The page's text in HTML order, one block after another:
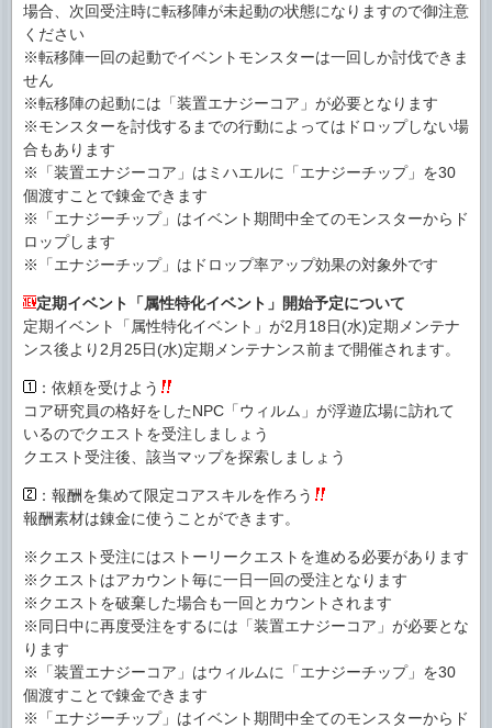
場合、次回受注時に転移陣が未起動の状態になりますので御注意
ください
※転移陣一回の起動でイベントモンスターは一回しか討伐できま
せん
※転移陣の起動には「装置エナジーコア」が必要となります
※モンスターを討伐するまでの行動によってはドロップしない場
合もあります
※「装置エナジーコア」はミハエルに「エナジーチップ」を30
個渡すことで錬金できます
※「エナジーチップ」はイベント期間中全てのモンスターからド
ロップします
※「エナジーチップ」はドロップ率アップ効果の対象外です
定期イベント「属性特化イベント」開始予定について
定期イベント「属性特化イベント」が2月18日(水)定期メンテナ
ンス後より2月25日(水)定期メンテナンス前まで開催されます。
：依頼を受けよう
コア研究員の格好をしたNPC「ウィルム」が浮遊広場に訪れて
いるのでクエストを受注しましょう
クエスト受注後、該当マップを探索しましょう
：報酬を集めて限定コアスキルを作ろう
報酬素材は錬金に使うことができます。
※クエスト受注にはストーリークエストを進める必要があります
※クエストはアカウント毎に一日一回の受注となります
※クエストを破棄した場合も一回とカウントされます
※同日中に再度受注をするには「装置エナジーコア」が必要とな
ります
※「装置エナジーコア」はウィルムに「エナジーチップ」を30
個渡すことで錬金できます
※「エナジーチップ」はイベント期間中全てのモンスターからド